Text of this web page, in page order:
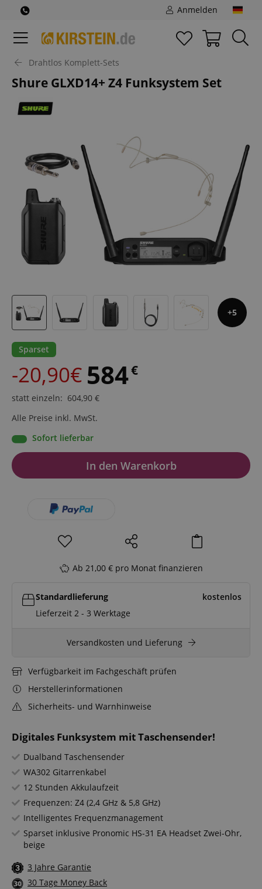
Anmelden
Drahtlos Komplett-Sets
Shure GLXD14+ Z4 Funksystem Set
5
Digitales Funksystem mit Taschensender!
Dualband Taschensender
WA302 Gitarrenkabel
12 Stunden Akkulaufzeit
Frequenzen: Z4 (2,4 GHz & 5,8 GHz)
Intelligentes Frequenzmanagement
Sparset inklusive Pronomic HS-31 EA Headset Zwei-Ohr,
beige
3 Jahre Garantie
30 Tage Money Back
Sparset
-20,90€ 584€
statt einzeln: 604,90 €
Alle Preise inkl. MwSt.
Sofort lieferbar
In den Warenkorb
Ab 21,00 € pro Monat finanzieren
Standardlieferung
kostenlos
Lieferzeit 2 - 3 Werktage
Versandkosten und Lieferung
Verfügbarkeit im Fachgeschäft prüfen
Herstellerinformationen
Sicherheits- und Warnhinweise